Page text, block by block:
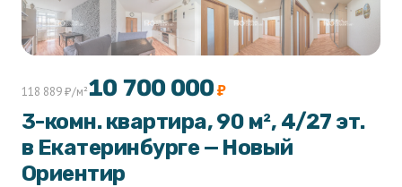
3-комн. квартира, 90 м², 4/27 эт.
в Екатеринбурге — Новый
Ориентир
118 889 ₽/м²10 700 000 ₽